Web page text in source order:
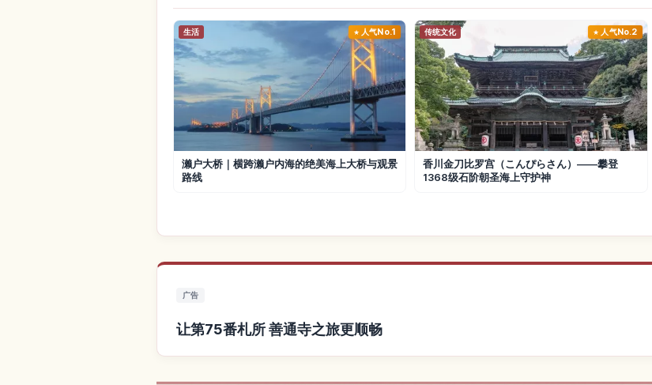
生活 人气No.1
濑户大桥｜横跨濑户内海的绝美海上大桥与观景
路线
传统文化 人气No.2
香川金刀比罗宫（こんぴらさん）——攀登
1368级石阶朝圣海上守护神
广告
让第75番札所 善通寺之旅更顺畅